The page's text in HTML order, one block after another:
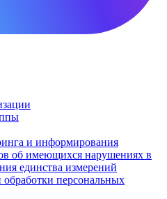
и информирования
об имеющихся нарушениях в
единства измерений
персональных